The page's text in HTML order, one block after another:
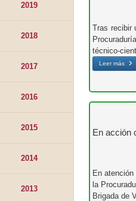
2019
2018
2017
2016
2015
2014
2013
Tras recibir
técnico-
Leer más
En acción
En
la
Brigada de